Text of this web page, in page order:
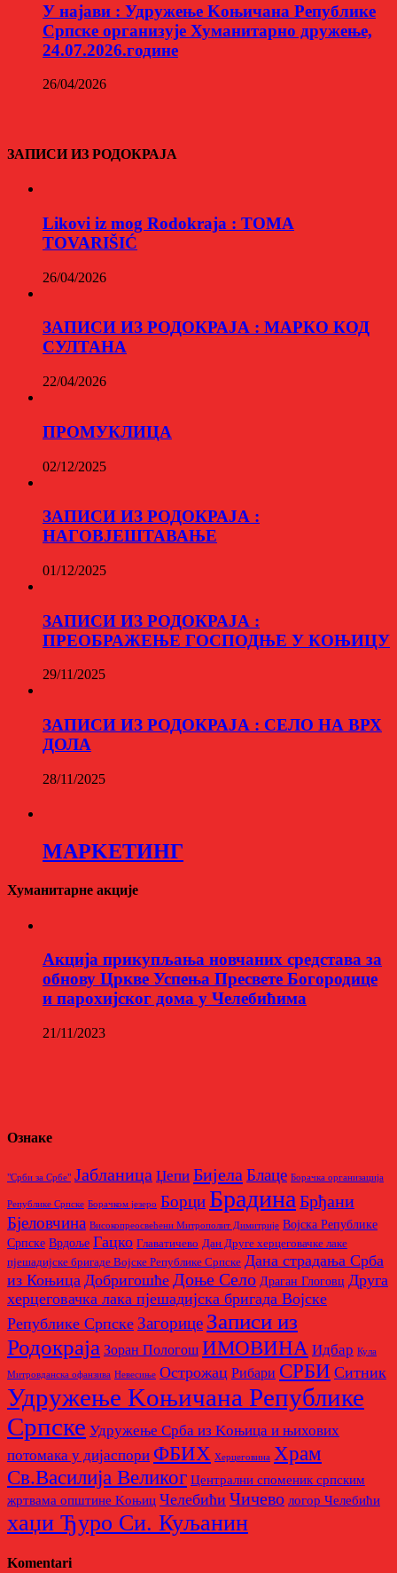
У најави : Удружење Kоњичана Републике
Српске организује Хуманитарно дружење,
24.07.2026.године
26/04/2026
ЗАПИСИ ИЗ РОДОКРАЈА
Likovi iz mog Rodokraja : TOMA
TOVARIŠIĆ
26/04/2026
ЗАПИСИ ИЗ РОДОКРАЈА : МАРКО КОД
СУЛТАНА
22/04/2026
ПРОМУКЛИЦА
02/12/2025
ЗАПИСИ ИЗ РОДОКРАЈА :
НАГОВЈЕШТАВАЊЕ
01/12/2025
ЗАПИСИ ИЗ РОДОКРАЈА :
ПРЕОБРАЖЕЊЕ ГОСПОДЊЕ У КОЊИЦУ
29/11/2025
ЗАПИСИ ИЗ РОДОКРАЈА : СЕЛО НА ВРХ
ДОЛА
28/11/2025
МАРKЕТИНГ
Хуманитарне акције
Aкција прикупљања новчаних средстава за
обнову Цркве Успења Пресвете Богородице
и парохијског дома у Челебићима
21/11/2023
Ознаке
"Срби за Србе" Јабланица Џепи Бијела Блаце Борачкa организацијa
Републике Српске Борачком језеро Борци Брадина Брђани
Бјеловчина Високопреосвећени Митрополит Димитрије Војска Републике
Српске Врдоље Гацко Главатичево Дан Друге херцеговачке лаке
пјешадијске бригаде Војске Републике Српске Дана страдања Срба
из Коњица Добригошће Доње Село Драган Глоговц Друга
херцеговачка лака пјешадијска бригада Војске
Републике Српске Загорице Записи из
Родoкраја Зоран Пологош ИМОВИНА Идбар Кула
Митровданска офанзива Невесињe Острожац Рибари СРБИ Ситник
Удружење Kоњичана Републике
Српске Удружење Срба из Kоњица и њихових
потомака у дијаспори ФБИХ Херцеговина Храм
Св.Василија Великог Централни споменик српским
жртвама општине Kоњиц Челебићи Чичево логор Челебићи
хаџи Ђуро Си. Куљанин
Komentari